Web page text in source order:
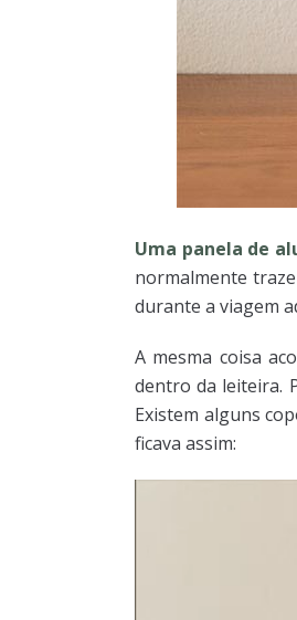
Uma panela de
normalmente
durante a viagem
A mesma coisa
dentro da leiteira.
Existem alguns
ficava assim: